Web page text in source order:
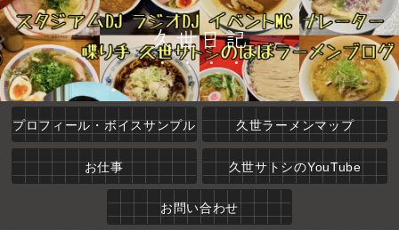
久世日記
プロフィール・ボイスサンプル 久世ラーメンマップ
お仕事 久世サトシのYouTube
お問い合わせ